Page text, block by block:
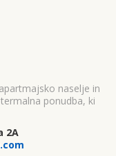
naselje in
ponudba, ki
2A